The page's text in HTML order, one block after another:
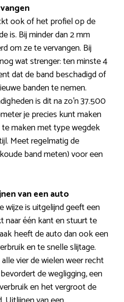
ook of het profiel op de
is. Bij minder dan 2 mm
om ze te vervangen. Bij
wat strenger: ten minste 4
dat de band beschadigd of
banden te nemen.
is dit na zo’n 37.500
je precies kunt maken
maken met type wegdek
Meet regelmatig de
band meten) voor een
van een auto
wijze is uitgelijnd geeft een
naar één kant en stuurt te
heeft de auto dan ook een
en te snelle slijtage.
vier de wielen weer recht
de wegligging, een
en het vergroot de